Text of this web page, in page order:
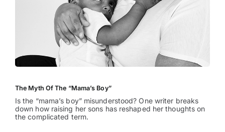
The Myth Of The “Mama’s Boy”
Is the “mama’s boy” misunderstood? One writer breaks
down how raising her sons has reshaped her thoughts on
the complicated term.